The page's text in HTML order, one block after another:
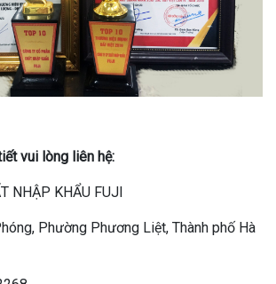
vui lòng liên hệ:
NHẬP KHẨU FUJI
Phường Phương Liệt, Thành phố Hà